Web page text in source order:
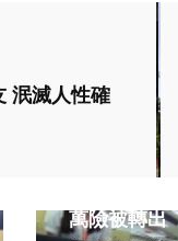
泯滅人性確
生活
萬險被轉